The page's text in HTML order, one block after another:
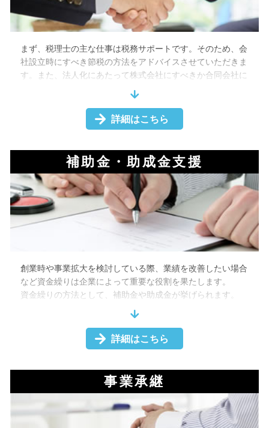
まず、税理士の主な仕事は税務サポートです。そのため、会
社設立時にすべき節税の方法をアドバイスさせていただきま
す。また、法人化にあたって株式会社にすべきか合同会社に
すべきか、資本金の額や本社所在地の決め方など、起業時に
おけるあらゆる事項についても相談を承ります。加えて、設
立時に必要な書類の作成もします。
そして、起業にあたっては、資金調達も重要になります。起
金の案内もいたします。
このように税理士は、上記のような起業支援を行います。
そして、設立当初から税理士を置くことで、信頼関係も築き
上げられ、将来の会社業務も安心して依頼することができま
す。お困りの際には、是非当事務所にご相談ください。
詳細はこちら
補助金・助成金支援
創業時や事業拡大を検討している際、業績を改善したい場合
など資金繰りは企業によって重要な役割を果たします。
資金繰りの方法として、補助金や助成金が挙げられます。
主に中小企業向けの補助金や助成金の種類は多く存在します
が、補助金や助成金の種類を把握できてないために活用でき
ていないことは少なくありません。
また、申請には準備が必要であったり、審査に通る必要があ
そのような場合は税理士に相談することをお勧めします。税
理士に相談することで、活用できる補助金・助成金の提案か
ら、事業計画書、申請書の作成支援までサポートすることが
詳細はこちら
事業承継